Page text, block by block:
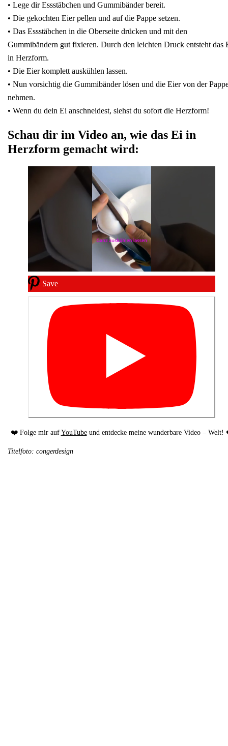
• Lege dir Essstäbchen und Gummibänder bereit.
• Die gekochten Eier pellen und auf die Pappe setzen.
• Das Essstäbchen in die Oberseite drücken und mit den
Gummibändern gut fixieren. Durch den leichten Druck entsteht das
in Herzform.
• Die Eier komplett auskühlen lassen.
• Nun vorsichtig die Gummibänder lösen und die Eier von der
nehmen.
• Wenn du dein Ei anschneidest, siehst du sofort die Herzform!
Schau dir im Video an, wie das Ei in
Herzform gemacht wird:
Save
❤️ Folge mir aufYouTubeund entdecke meine wunderbare Video –
Titelfoto: congerdesign